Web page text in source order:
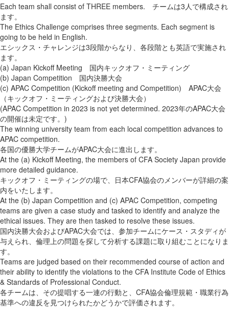
Each team shall consist of THREE members. チームは3人で構成され
ます。
The Ethics Challenge comprises three segments. Each segment is
going to be held in English.
エシックス・チャレンジは3段階からなり、各段階とも英語で実施され
ます。
(a) Japan Kickoff Meeting 国内キックオフ・ミーティング
(b) Japan Competition 国内決勝大会
(c) APAC Competition (Kickoff meeting and Competition) APAC大会
（キックオフ・ミーティングおよび決勝大会）
(APAC Competition in 2023 is not yet determined. 2023年のAPAC大会
の開催は未定です。)
The winning university team from each local competition advances to
APAC competition.
各国の優勝大学チームがAPAC大会に進出します。
At the (a) Kickoff Meeting, the members of CFA Society Japan provide
more detailed guidance.
キックオフ・ミーティングの場で、日本CFA協会のメンバーが詳細の案
内をいたします。
At the (b) Japan Competition and (c) APAC Competition, competing
teams are given a case study and tasked to identify and analyze the
ethical issues. They are then tasked to resolve these issues.
国内決勝大会およびAPAC大会では、参加チームにケース・スタディが
与えられ、倫理上の問題を探して分析する課題に取り組むことになりま
す。
Teams are judged based on their recommended course of action and
their ability to identify the violations to the CFA Institute Code of Ethics
& Standards of Professional Conduct.
各チームは、その提唱する一連の行動と、CFA協会倫理規範・職業行為
基準への違反を見つけられたかどうかで評価されます。